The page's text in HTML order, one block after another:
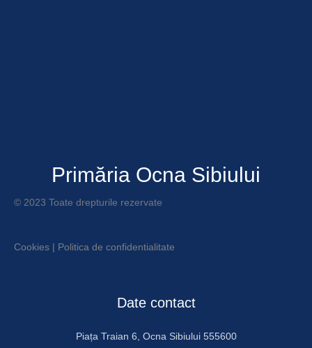
Primăria Ocna Sibiului
© 2023 Toate drepturile rezervate
Cookies | Politica de confidentialitate
Date contact
Piața Traian 6, Ocna Sibiului 555600